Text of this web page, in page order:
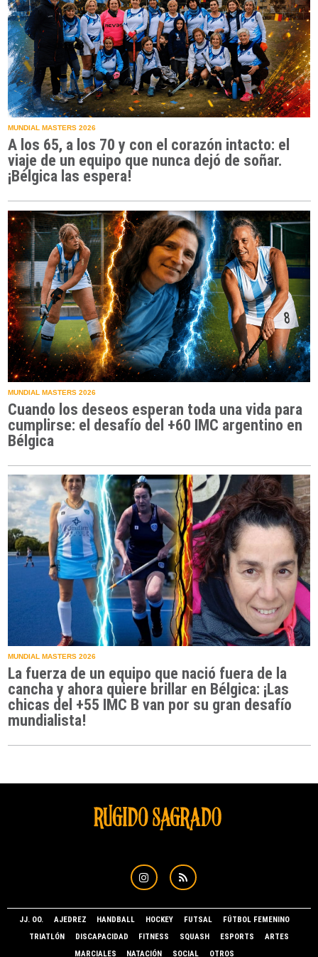
MUNDIAL MASTERS 2026
A los 65, a los 70 y con el corazón intacto: el
viaje de un equipo que nunca dejó de soñar.
¡Bélgica las espera!
MUNDIAL MASTERS 2026
Cuando los deseos esperan toda una vida para
cumplirse: el desafío del +60 IMC argentino en
Bélgica
MUNDIAL MASTERS 2026
La fuerza de un equipo que nació fuera de la
cancha y ahora quiere brillar en Bélgica: ¡Las
chicas del +55 IMC B van por su gran desafío
mundialista!
JJ. OO. AJEDREZ HANDBALL HOCKEY FUTSAL
FÚTBOL FEMENINO
TRIATLÓN
DISCAPACIDAD FITNESS SQUASH ESPORTS
ARTES
MARCIALES
NATACIÓN SOCIAL OTROS